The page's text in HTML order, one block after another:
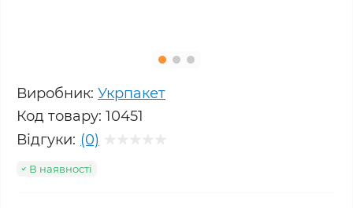
Виробник: Укрпакет
Код товару: 10451
Відгуки: (0)
В наявності